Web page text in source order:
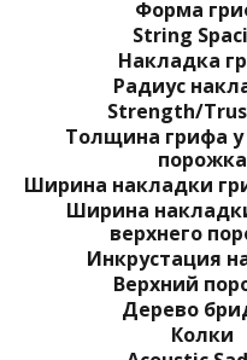
Форма
String
Накладка
Радиус
Strength/
Толщина грифа у
порожка
Ширина накладки
Ширина
верхнего
Инкрустация
Верхний
Дерево
Колки